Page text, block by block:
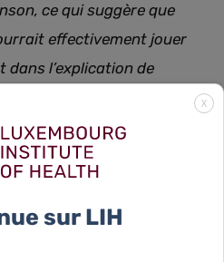
ce qui suggère que
effectivement jouer
l’explication de
maladie de Parkinson dans
de cas«
Michelucci, chef du
publication.
X
sur LIH